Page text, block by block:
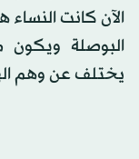
الآن كانت النساء
البوصلة ويكون
يختلف عن وهم